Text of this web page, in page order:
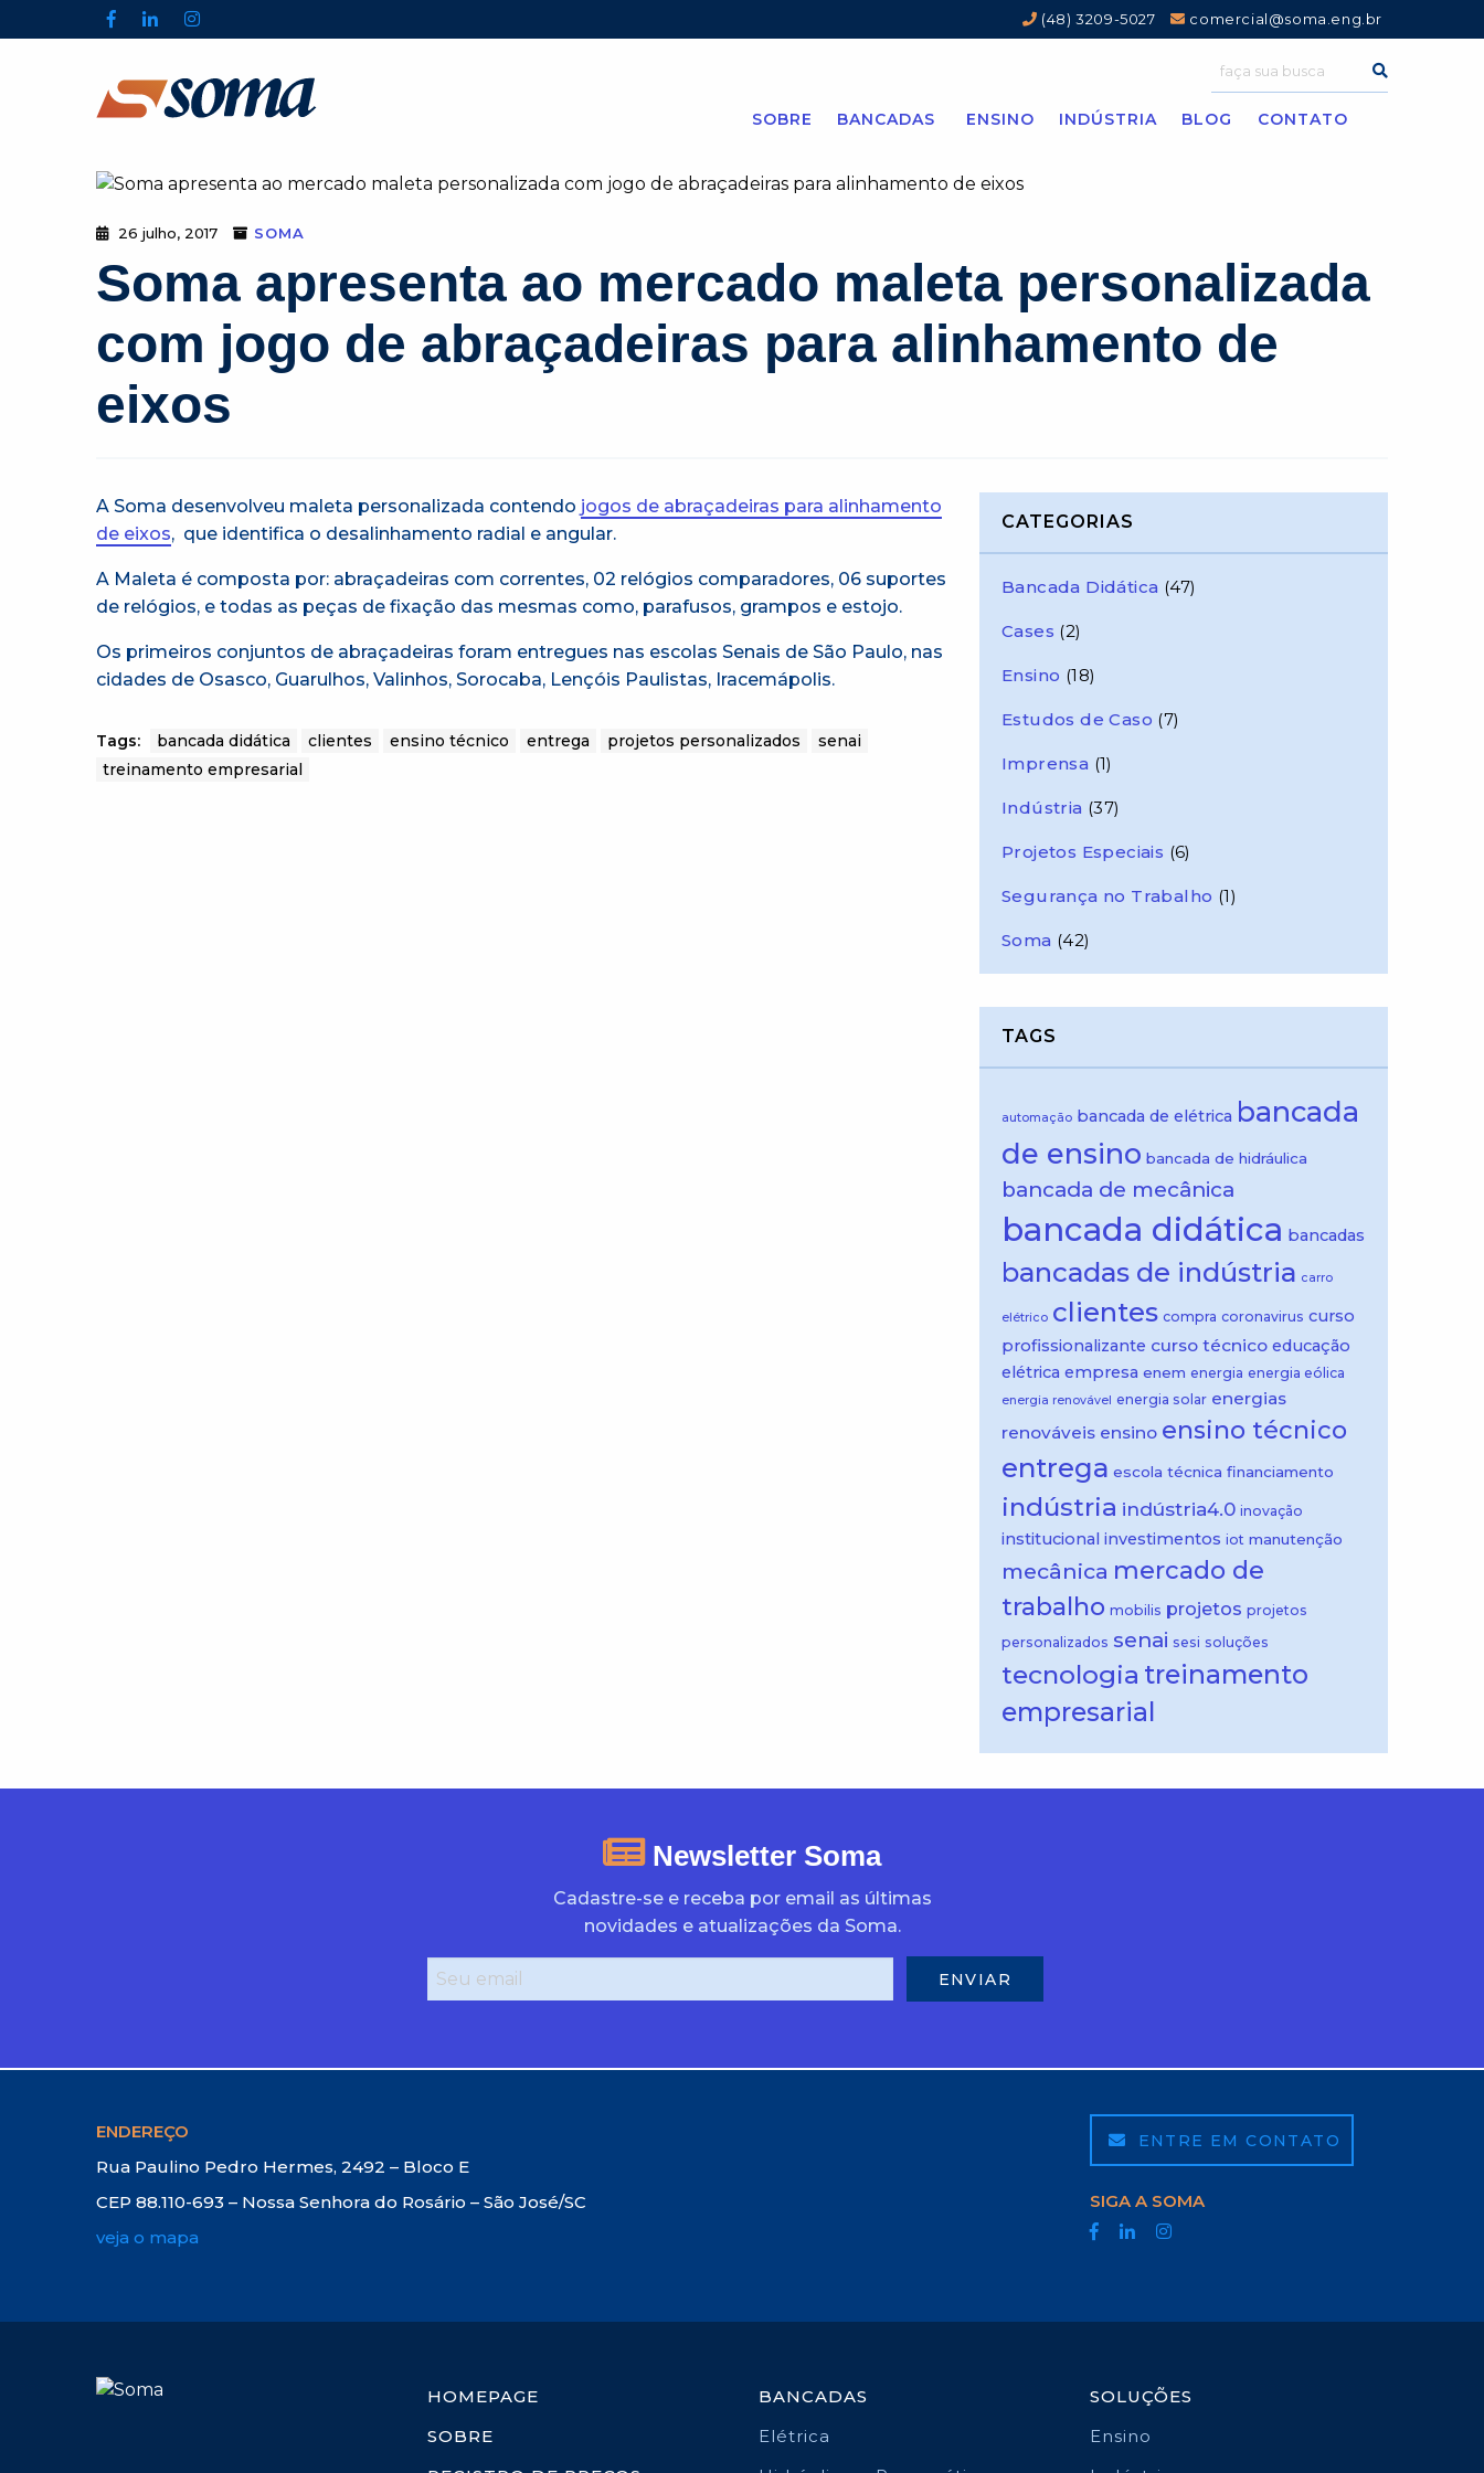
(48) 3209-5027 comercial@soma.eng.br
SOBRE BANCADAS ENSINO INDÚSTRIA BLOG CONTATO
26 julho, 2017 SOMA
Soma apresenta ao mercado maleta personalizada
com jogo de abraçadeiras para alinhamento de
eixos
A Soma desenvolveu maleta personalizada contendo jogos de abraçadeiras para alinhamento
de eixos, que identifica o desalinhamento radial e angular.
A Maleta é composta por: abraçadeiras com correntes, 02 relógios comparadores, 06 suportes
de relógios, e todas as peças de fixação das mesmas como, parafusos, grampos e estojo.
Os primeiros conjuntos de abraçadeiras foram entregues nas escolas Senais de São Paulo, nas
cidades de Osasco, Guarulhos, Valinhos, Sorocaba, Lençóis Paulistas, Iracemápolis.
Tags: bancada didática clientes ensino técnico entrega projetos personalizados
senai
treinamento empresarial
CATEGORIAS
Bancada Didática (47)
Cases (2)
Ensino (18)
Estudos de Caso (7)
Imprensa (1)
Indústria (37)
Projetos Especiais (6)
Segurança no Trabalho (1)
Soma (42)
TAGS
automação bancada de elétrica bancada
de ensino bancada de hidráulica
bancada de mecânica
bancada didática bancadas
bancadas de indústria carro
elétrico clientes compra coronavirus curso
profissionalizante curso técnico educação
elétrica empresa enem energia energia eólica
energia renovável energia solar energias
renováveis ensino ensino técnico
entrega escola técnica financiamento
indústria indústria4.0 inovação
institucional investimentos iot manutenção
mecânica mercado de
trabalho mobilis projetos projetos
personalizados senai sesi soluções
tecnologia treinamento
empresarial
Newsletter Soma
Cadastre-se e receba por email as últimas
novidades e atualizações da Soma.
ENDEREÇO
Rua Paulino Pedro Hermes, 2492 – Bloco E
CEP 88.110-693 – Nossa Senhora do Rosário – São José/SC
veja o mapa
ENTRE EM CONTATO
SIGA A SOMA
HOMEPAGE
SOBRE
BANCADAS
Elétrica
SOLUÇÕES
Ensino